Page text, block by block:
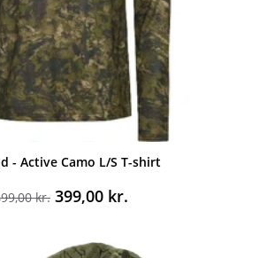
- Active Camo L/S T-shirt
kr. Den
var:
399,00 kr.Den
er: